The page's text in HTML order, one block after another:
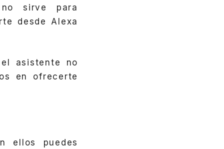
sirve para
desde Alexa
asistente no
en ofrecerte
ellos puedes